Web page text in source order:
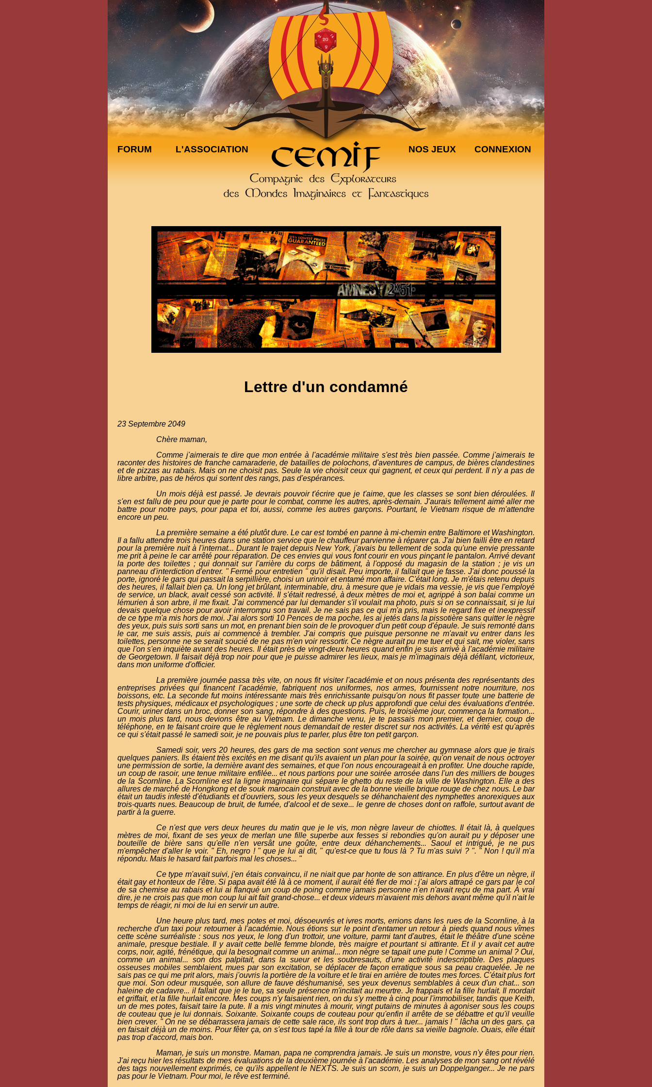
FORUM L'ASSOCIATION NOS JEUX CONNEXION
Lettre d'un condamné
23 Septembre 2049
Chère maman,
Comme j'aimerais te dire que mon entrée à l'académie militaire s'est très bien passée. Comme j'aimerais te
raconter des histoires de franche camaraderie, de batailles de polochons, d'aventures de campus, de bières clandestines
et de pizzas au rabais. Mais on ne choisit pas. Seule la vie choisit ceux qui gagnent, et ceux qui perdent. Il n'y a pas de
libre arbitre, pas de héros qui sortent des rangs, pas d'espérances.
Un mois déjà est passé. Je devrais pouvoir t'écrire que je t'aime, que les classes se sont bien déroulées. Il
s'en est fallu de peu pour que je parte pour le combat, comme les autres, après-demain. J'aurais tellement aimé aller me
battre pour notre pays, pour papa et toi, aussi, comme les autres garçons. Pourtant, le Vietnam risque de m'attendre
encore un peu.
La première semaine a été plutôt dure. Le car est tombé en panne à mi-chemin entre Baltimore et Washington.
Il a fallu attendre trois heures dans une station service que le chauffeur parvienne à réparer ça. J'ai bien failli être en retard
pour la première nuit à l'internat... Durant le trajet depuis New York, j'avais bu tellement de soda qu'une envie pressante
me prit à peine le car arrêté pour réparation. De ces envies qui vous font courir en vous pinçant le pantalon. Arrivé devant
la porte des toilettes ; qui donnait sur l'arrière du corps de bâtiment, à l'opposé du magasin de la station ; je vis un
panneau d'interdiction d'entrer. " Fermé pour entretien " qu'il disait. Peu importe, il fallait que je fasse. J'ai donc poussé la
porte, ignoré le gars qui passait la serpillière, choisi un urinoir et entamé mon affaire. C'était long. Je m'étais retenu depuis
des heures, il fallait bien ça. Un long jet brûlant, interminable, dru. à mesure que je vidais ma vessie, je vis que l'employé
de service, un black, avait cessé son activité. Il s'était redressé, à deux mètres de moi et, agrippé à son balai comme un
lémurien à son arbre, il me fixait. J'ai commencé par lui demander s'il voulait ma photo, puis si on se connaissait, si je lui
devais quelque chose pour avoir interrompu son travail. Je ne sais pas ce qui m'a pris, mais le regard fixe et inexpressif
de ce type m'a mis hors de moi. J'ai alors sorti 10 Pences de ma poche, les ai jetés dans la pissotière sans quitter le nègre
des yeux, puis suis sorti sans un mot, en prenant bien soin de le provoquer d'un petit coup d'épaule. Je suis remonté dans
le car, me suis assis, puis ai commencé à trembler. J'ai compris que puisque personne ne m'avait vu entrer dans les
toilettes, personne ne se serait soucié de ne pas m'en voir ressortir. Ce nègre aurait pu me tuer et qui sait, me violer, sans
que l'on s'en inquiète avant des heures. Il était près de vingt-deux heures quand enfin je suis arrivé à l'académie militaire
de Georgetown. Il faisait déjà trop noir pour que je puisse admirer les lieux, mais je m'imaginais déjà défilant, victorieux,
dans mon uniforme d'officier.
La première journée passa très vite, on nous fit visiter l'académie et on nous présenta des représentants des
entreprises privées qui financent l'académie, fabriquent nos uniformes, nos armes, fournissent notre nourriture, nos
boissons, etc. La seconde fut moins intéressante mais très enrichissante puisqu'on nous fit passer toute une batterie de
tests physiques, médicaux et psychologiques ; une sorte de check up plus approfondi que celui des évaluations d'entrée.
Courir, uriner dans un broc, donner son sang, répondre à des questions. Puis, le troisième jour, commença la formation...
un mois plus tard, nous devions être au Vietnam. Le dimanche venu, je te passais mon premier, et dernier, coup de
téléphone, en te faisant croire que le règlement nous demandait de rester discret sur nos activités. La vérité est qu'après
ce qui s'était passé le samedi soir, je ne pouvais plus te parler, plus être ton petit garçon.
Samedi soir, vers 20 heures, des gars de ma section sont venus me chercher au gymnase alors que je tirais
quelques paniers. Ils étaient très excités en me disant qu'ils avaient un plan pour la soirée, qu'on venait de nous octroyer
une permission de sortie, la dernière avant des semaines, et que l'on nous encourageait à en profiter. Une douche rapide,
un coup de rasoir, une tenue militaire enfilée... et nous partions pour une soirée arrosée dans l'un des milliers de bouges
de la Scornline. La Scornline est la ligne imaginaire qui sépare le ghetto du reste de la ville de Washington. Elle a des
allures de marché de Hongkong et de souk marocain construit avec de la bonne vieille brique rouge de chez nous. Le bar
était un taudis infesté d'étudiants et d'ouvriers, sous les yeux desquels se déhanchaient des nymphettes anorexiques aux
trois-quarts nues. Beaucoup de bruit, de fumée, d'alcool et de sexe... le genre de choses dont on raffole, surtout avant de
partir à la guerre.
Ce n'est que vers deux heures du matin que je le vis, mon nègre laveur de chiottes. Il était là, à quelques
mètres de moi, fixant de ses yeux de merlan une fille superbe aux fesses si rebondies qu'on aurait pu y déposer une
bouteille de bière sans qu'elle n'en versât une goûte, entre deux déhanchements... Saoul et intrigué, je ne pus
m'empêcher d'aller le voir. " Eh, negro ! " que je lui ai dit, " qu'est-ce que tu fous là ? Tu m'as suivi ? ". " Non ! qu'il m'a
répondu. Mais le hasard fait parfois mal les choses... "
Ce type m'avait suivi, j'en étais convaincu, il ne niait que par honte de son attirance. En plus d'être un nègre, il
était gay et honteux de l'être. Si papa avait été là à ce moment, il aurait été fier de moi : j'ai alors attrapé ce gars par le col
de sa chemise au rabais et lui ai flanqué un coup de poing comme jamais personne n'en n'avait reçu de ma part. À vrai
dire, je ne crois pas que mon coup lui ait fait grand-chose... et deux videurs m'avaient mis dehors avant même qu'il n'ait le
temps de réagir, ni moi de lui en servir un autre.
Une heure plus tard, mes potes et moi, désoeuvrés et ivres morts, errions dans les rues de la Scornline, à la
recherche d'un taxi pour retourner à l'académie. Nous étions sur le point d'entamer un retour à pieds quand nous vîmes
cette scène surréaliste : sous nos yeux, le long d'un trottoir, une voiture, parmi tant d'autres, était le théâtre d'une scène
animale, presque bestiale. Il y avait cette belle femme blonde, très maigre et pourtant si attirante. Et il y avait cet autre
corps, noir, agité, frénétique, qui la besognait comme un animal... mon nègre se tapait une pute ! Comme un animal ? Oui,
comme un animal... son dos palpitait, dans la sueur et les soubresauts, d'une activité indescriptible. Des plaques
osseuses mobiles semblaient, mues par son excitation, se déplacer de façon erratique sous sa peau craquelée. Je ne
sais pas ce qui me prit alors, mais j'ouvris la portière de la voiture et le tirai en arrière de toutes mes forces. C'était plus fort
que moi. Son odeur musquée, son allure de fauve déshumanisé, ses yeux devenus semblables à ceux d'un chat... son
haleine de cadavre... il fallait que je le tue, sa seule présence m'incitait au meurtre. Je frappais et la fille hurlait. Il mordait
et griffait, et la fille hurlait encore. Mes coups n'y faisaient rien, on du s'y mettre à cinq pour l'immobiliser, tandis que Keith,
un de mes potes, faisait taire la pute. Il a mis vingt minutes à mourir, vingt putains de minutes à agoniser sous les coups
de couteau que je lui donnais. Soixante. Soixante coups de couteau pour qu'enfin il arrête de se débattre et qu'il veuille
bien crever. " On ne se débarrassera jamais de cette sale race, ils sont trop durs à tuer... jamais ! " lâcha un des gars. ça
en faisait déjà un de moins. Pour fêter ça, on s'est tous tapé la fille à tour de rôle dans sa vieille bagnole. Ouais, elle était
pas trop d'accord, mais bon.
Maman, je suis un monstre. Maman, papa ne comprendra jamais. Je suis un monstre, vous n'y êtes pour rien.
J'ai reçu hier les résultats de mes évaluations de la deuxième journée à l'académie. Les analyses de mon sang ont révélé
des tags nouvellement exprimés, ce qu'ils appellent le NEXTS. Je suis un scorn, je suis un Doppelganger... Je ne pars
pas pour le Vietnam. Pour moi, le rêve est terminé.